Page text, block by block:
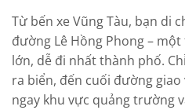
Từ bến xe Vũng Tàu, bạn di
đường Lê Hồng Phong –
lớn, dễ đi nhất thành phố.
ra biển, đến cuối đường giao
ngay khu vực quảng trường